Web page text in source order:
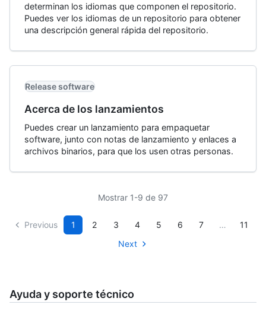
determinan los idiomas que componen el repositorio.
Puedes ver los idiomas de un repositorio para obtener
una descripción general rápida del repositorio.
Release software
Acerca de los lanzamientos
Puedes crear un lanzamiento para empaquetar
software, junto con notas de lanzamiento y enlaces a
archivos binarios, para que los usen otras personas.
Mostrar 1-9 de 97
Previous 1 2 3 4 5 6 7 …
11
Next
Ayuda y soporte técnico